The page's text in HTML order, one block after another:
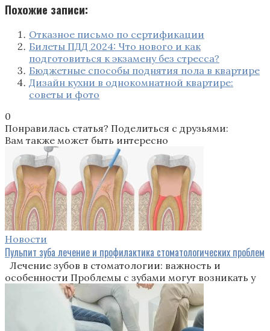
Похожие записи:
Отказное письмо по сертификации
Билеты ПДД 2024: Что нового и как
подготовиться к экзамену без стресса?
Бюджетные способы поднятия пола в квартире
Дизайн кухни в однокомнатной квартире:
советы и фото
0
Понравилась статья? Поделиться с друзьями:
Вам также может быть интересно
Новости
Пульпит зуба лечение и профилактика стоматологических проблем
Лечение зубов в стоматологии: важность и
особенности Проблемы с зубами могут возникать у